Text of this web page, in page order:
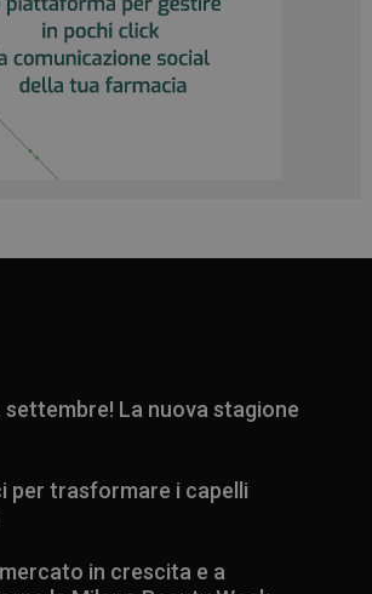
La nuova stagione
per trasformare i capelli
in crescita e a